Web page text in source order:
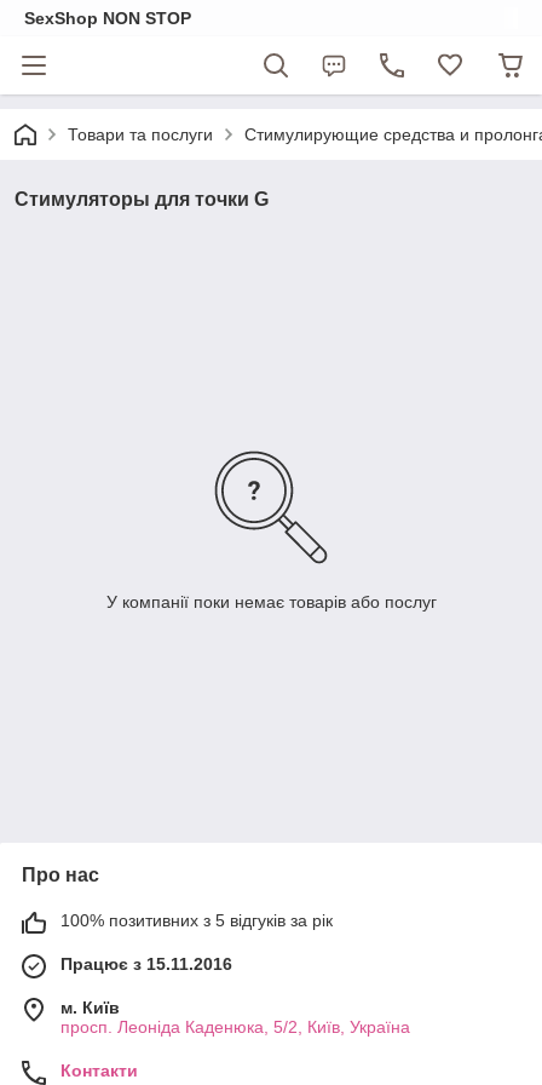
SexShop NON STOP
Товари та послуги Стимулирующие средства и
Стимуляторы для точки G
У компанії поки немає товарів або послуг
Про нас
100% позитивних з 5 відгуків за рік
Працює з 15.11.2016
м. Київ
просп. Леоніда Каденюка, 5/2, Київ, Україна
Контакти